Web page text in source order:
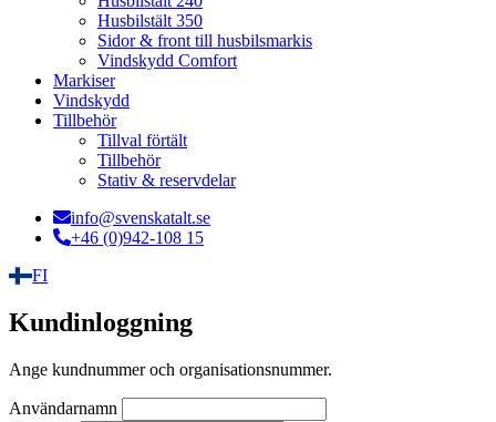
Husbilstält 350
Sidor & front till husbilsmarkis
Vindskydd Comfort
Markiser
Vindskydd
Tillbehör
Tillval förtält
Tillbehör
Stativ & reservdelar
info@svenskatalt.se
+46 (0)942-108 15
FI
Kundinloggning
Ange kundnummer och organisationsnummer.
Användarnamn